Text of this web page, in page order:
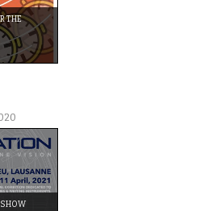
THE